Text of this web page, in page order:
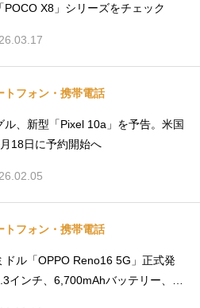
POCO X8」シリーズをチェック
トフォン・携帯電話
ル、新型「Pixel 10a」を予告。米国
18日に予約開始へ
トフォン・携帯電話
ドル「OPPO Reno16 5G」正式発
インチ、6,700mAhバッテリー、S